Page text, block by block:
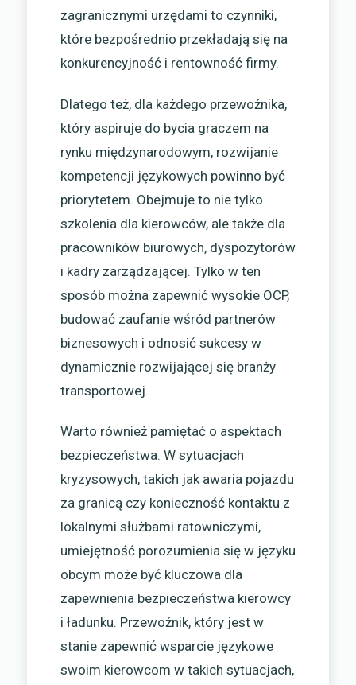
zagranicznymi urzędami to czynniki,
które bezpośrednio przekładają się na
konkurencyjność i rentowność firmy.
Dlatego też, dla każdego przewoźnika,
który aspiruje do bycia graczem na
rynku międzynarodowym, rozwijanie
kompetencji językowych powinno być
priorytetem. Obejmuje to nie tylko
szkolenia dla kierowców, ale także dla
pracowników biurowych, dyspozytorów
i kadry zarządzającej. Tylko w ten
sposób można zapewnić wysokie OCP,
budować zaufanie wśród partnerów
biznesowych i odnosić sukcesy w
dynamicznie rozwijającej się branży
transportowej.
Warto również pamiętać o aspektach
bezpieczeństwa. W sytuacjach
kryzysowych, takich jak awaria pojazdu
za granicą czy konieczność kontaktu z
lokalnymi służbami ratowniczymi,
umiejętność porozumienia się w języku
obcym może być kluczowa dla
zapewnienia bezpieczeństwa kierowcy
i ładunku. Przewoźnik, który jest w
stanie zapewnić wsparcie językowe
swoim kierowcom w takich sytuacjach,